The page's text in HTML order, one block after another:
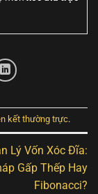
kết thường trực.
Lý Vốn Xóc Đĩa:
Gấp Thếp Hay
Fibonacci?